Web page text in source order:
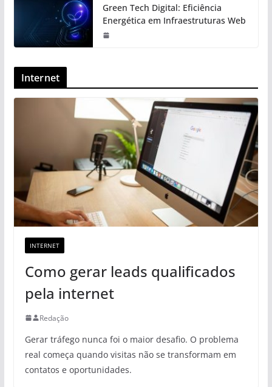
Green Tech Digital: Eficiência
Energética em Infraestruturas Web
Internet
INTERNET
Como gerar leads qualificados
pela internet
Redação
Gerar tráfego nunca foi o maior desafio. O problema
real começa quando visitas não se transformam em
contatos e oportunidades.